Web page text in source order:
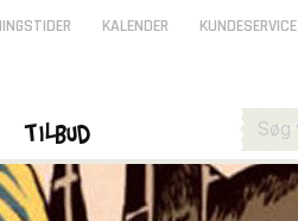
KALENDER KUNDESERVICE
Tilbud